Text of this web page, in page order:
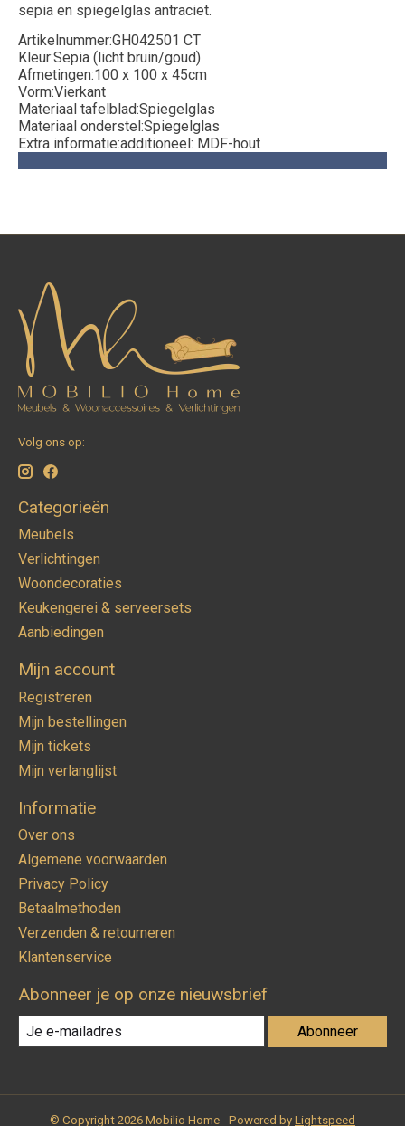
sepia en spiegelglas antraciet.
Artikelnummer:GH042501 CT
Kleur:Sepia (licht bruin/goud)
Afmetingen:100 x 100 x 45cm
Vorm:Vierkant
Materiaal tafelblad:Spiegelglas
Materiaal onderstel:Spiegelglas
Extra informatie:additioneel: MDF-hout
Volg ons op:
Categorieën
Meubels
Verlichtingen
Woondecoraties
Keukengerei & serveersets
Aanbiedingen
Mijn account
Registreren
Mijn bestellingen
Mijn tickets
Mijn verlanglijst
Informatie
Over ons
Algemene voorwaarden
Privacy Policy
Betaalmethoden
Verzenden & retourneren
Klantenservice
Abonneer je op onze nieuwsbrief
Abonneer
© Copyright 2026 Mobilio Home - Powered by Lightspeed